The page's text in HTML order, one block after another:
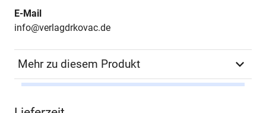
E-Mail
info@verlagdrkovac.de
Mehr zu diesem Produkt